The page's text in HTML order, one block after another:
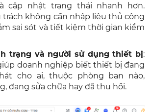
cập nhật trạng thái nhanh hơn.
trách không cần nhập liệu thủ công
sai sót và tiết kiệm thời gian kiểm
trạng và người sử dụng thiết bị:
doanh nghiệp biết thiết bị đang
cho ai, thuộc phòng ban nào,
đang sửa chữa hay đã thu hồi.